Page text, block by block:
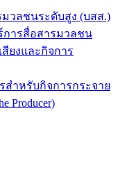
วลชนระดับสูง (บสส.)
การสื่อสารมวลชน
ยงและกิจการ
ำหรับกิจการกระจาย
Producer)